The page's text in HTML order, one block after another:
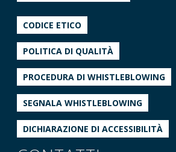
CODICE ETICO
POLITICA DI QUALITÀ
PROCEDURA DI WHISTLEBLOWING
SEGNALA WHISTLEBLOWING
DICHIARAZIONE DI ACCESSIBILITÀ